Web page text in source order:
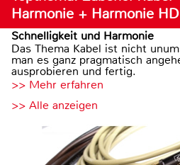
Harmonie + Harmonie
Schnelligkeit und Harmonie
Das Thema Kabel ist nicht
man es ganz pragmatisch
ausprobieren und fertig.
>> Mehr erfahren
>> Alle anzeigen